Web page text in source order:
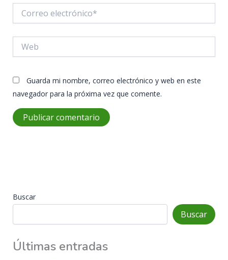
electrónico*
Guarda mi nombre, correo electrónico y web en este
navegador para la próxima vez que comente.
Buscar
Buscar
Últimas entradas